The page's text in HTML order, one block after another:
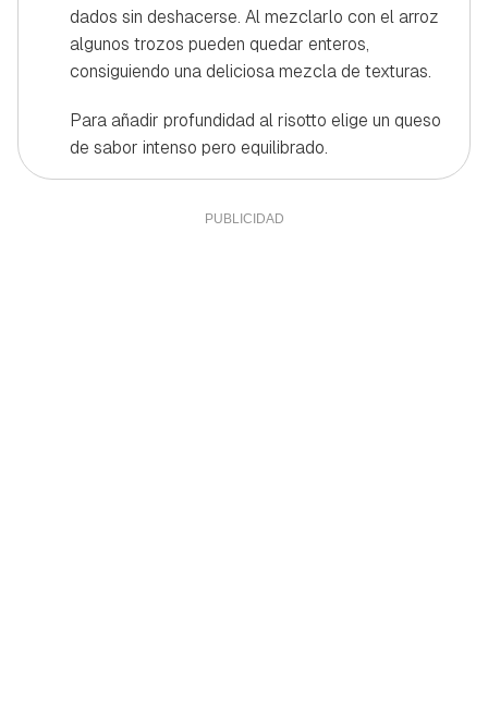
dados sin deshacerse. Al mezclarlo con el arroz
algunos trozos pueden quedar enteros,
consiguiendo una deliciosa mezcla de texturas.
Para añadir profundidad al risotto elige un queso
de sabor intenso pero equilibrado.